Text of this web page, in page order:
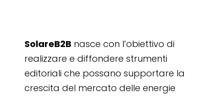
SolareB2B nasce con l’obiettivo di
realizzare e diffondere strumenti
editoriali che possano supportare la
crescita del mercato delle energie